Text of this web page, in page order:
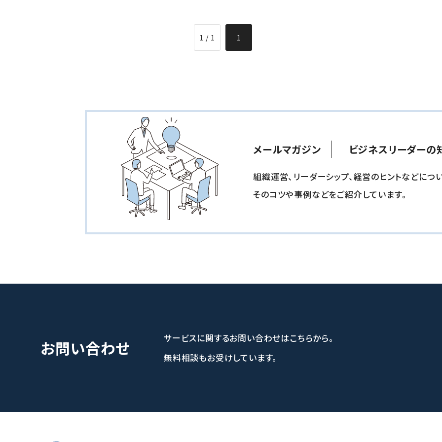
1 / 1 1
メールマガジン ビジネスリーダーの
組織運営、リーダーシップ、経営のヒントなどについ
そのコツや事例などをご紹介しています。
お問い合わせ サービスに関するお問い合わせはこちらから。
無料相談もお受けしています。